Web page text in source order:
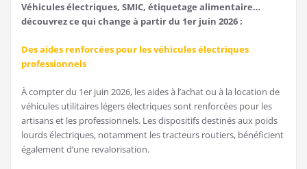
Véhicules électriques, SMIC, étiquetage alimentaire…
découvrez ce qui change à partir du 1er juin 2026 :
Des aides renforcées pour les véhicules électriques
professionnels
À compter du 1er juin 2026, les aides à l’achat ou à la location de
véhicules utilitaires légers électriques sont renforcées pour les
artisans et les professionnels. Les dispositifs destinés aux poids
lourds électriques, notamment les tracteurs routiers, bénéficient
également d’une revalorisation.